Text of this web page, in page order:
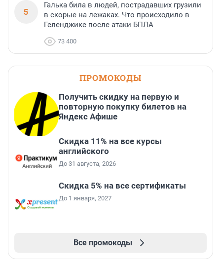
5
Галька била в людей, пострадавших грузили
в скорые на лежаках. Что происходило в
Геленджике после атаки БПЛА
73 400
ПРОМОКОДЫ
Получить скидку на первую и
повторную покупку билетов на
Яндекс Афише
Скидка 11% на все курсы
английского
До 31 августа, 2026
Скидка 5% на все сертификаты
До 1 января, 2027
Все промокоды